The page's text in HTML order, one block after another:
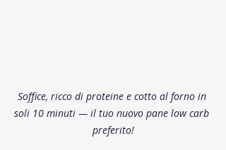
Soffice, ricco di proteine e cotto al forno in
soli 10 minuti — il tuo nuovo pane low carb
preferito!